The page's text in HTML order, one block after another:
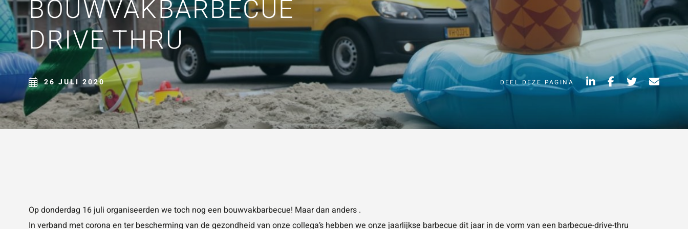
Vraag of opmerking*
Wat is 5 + 5?
Vraag of opmerking *
Wat is 5 + 5?*
BOUWVAKBARBECUE
DRIVE THRU
26 JULI 2020 DEEL DEZE PAGINA
Op donderdag 16 juli organiseerden we toch nog een bouwvakbarbecue! Maar dan anders .
In verband met corona en ter bescherming van de gezondheid van onze collega’s hebben we onze jaarlijkse barbecue dit jaar in de vorm van een barbecue-drive-thru